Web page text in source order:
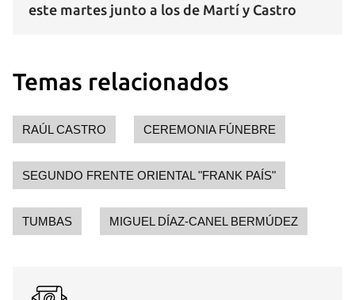
este martes junto a los de Martí y Castro
Temas relacionados
RAÚL CASTRO CEREMONIA FÚNEBRE
SEGUNDO FRENTE ORIENTAL "FRANK PAÍS"
TUMBAS MIGUEL DÍAZ-CANEL BERMÚDEZ